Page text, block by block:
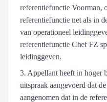
referentiefunctie Voorman,
referentiefunctie net als in
van operationeel
referentiefunctie Chef FZ
leidinggeven.
3. Appellant heeft in hoger
uitspraak aangevoerd dat
aangenomen dat in de